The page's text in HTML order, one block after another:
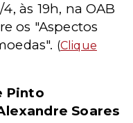
às 19h, na OAB
os "Aspectos
(Clique
Pinto
Soares